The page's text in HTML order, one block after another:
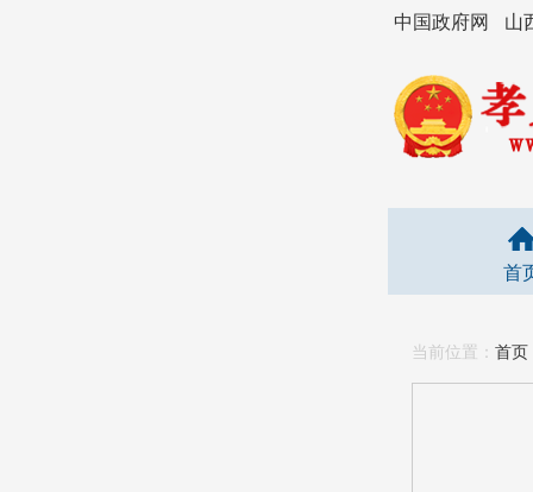
中国政府网 山
首
当前位置： 首页